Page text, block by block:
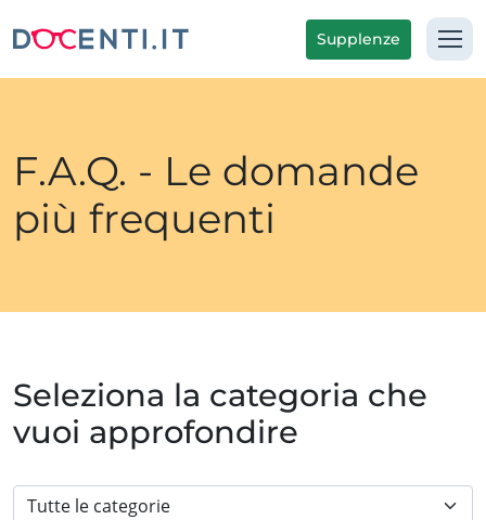
Supplenze
F.A.Q. - Le domande
più frequenti
Seleziona la categoria che
vuoi approfondire